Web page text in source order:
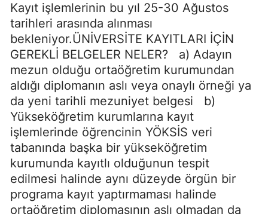
Kayıt işlemlerinin bu yıl 25-30 Ağustos
tarihleri arasında alınması
bekleniyor.ÜNİVERSİTE KAYITLARI İÇİN
GEREKLİ BELGELER NELER? a) Adayın
mezun olduğu ortaöğretim kurumundan
aldığı diplomanın aslı veya onaylı örneği ya
da yeni tarihli mezuniyet belgesi b)
Yükseköğretim kurumlarına kayıt
işlemlerinde öğrencinin YÖKSİS veri
tabanında başka bir yükseköğretim
kurumunda kayıtlı olduğunun tespit
edilmesi halinde aynı düzeyde örgün bir
programa kayıt yaptırmaması halinde
ortaöğretim diplomasının aslı olmadan da